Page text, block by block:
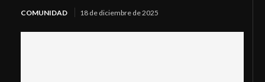
COMUNIDAD 18 de diciembre de 2025